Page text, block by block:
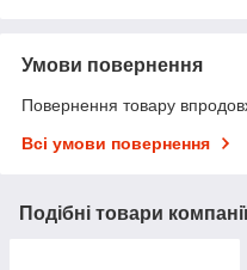
Умови повернення
Повернення товару
Всі умови повернення
Подібні товари